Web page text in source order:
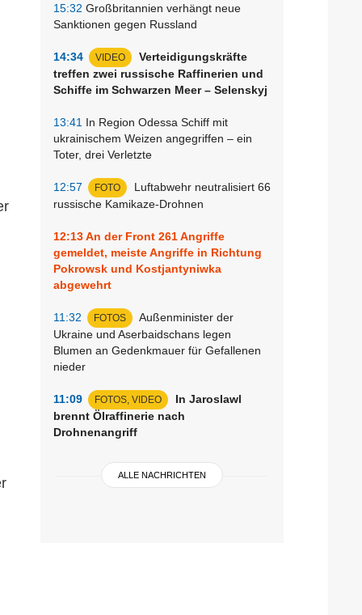
15:32 Großbritannien verhängt neue
Sanktionen gegen Russland
14:34 VIDEO
Verteidigungskräfte
treffen zwei russische Raffinerien und
Schiffe im Schwarzen Meer – Selenskyj
13:41 In Region Odessa Schiff mit
ukrainischem Weizen angegriffen – ein
Toter, drei Verletzte
12:57 FOTO
Luftabwehr neutralisiert 66
russische Kamikaze-Drohnen
12:13An der Front 261 Angriffe
gemeldet, meiste Angriffe in Richtung
Pokrowsk und Kostjantyniwka
abgewehrt
11:32 FOTOS
Außenminister der
Ukraine und Aserbaidschans legen
Blumen an Gedenkmauer für Gefallenen
nieder
11:09 FOTOS, VIDEO
In Jaroslawl
brennt Ölraffinerie nach
Drohnenangriff
ALLE NACHRICHTEN